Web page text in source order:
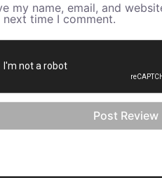
my name, email, and
next time I comment.